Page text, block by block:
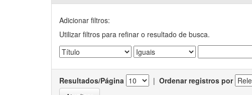
Adicionar filtros:
Utilizar filtros para refinar o resultado de busca.
Resultados/Página | Ordenar registros por